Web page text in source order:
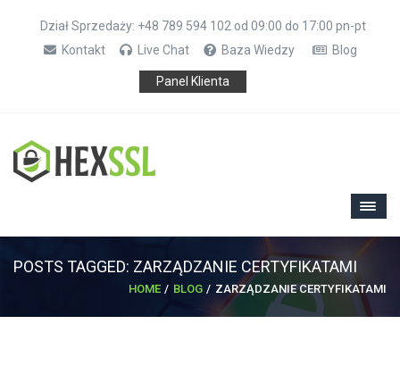
Dział Sprzedaży: +48 789 594 102 od 09:00 do 17:00 pn-pt
Kontakt
Live Chat Baza Wiedzy Blog
Panel Klienta
POSTS TAGGED: ZARZĄDZANIE CERTYFIKATAMI
HOME BLOG ZARZĄDZANIE CERTYFIKATAMI